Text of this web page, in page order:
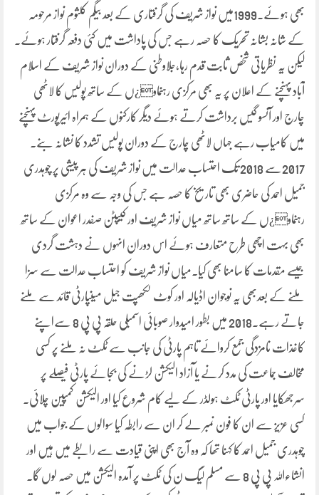
بھی ہوئے۔1999میں نواز شریف کی گرفتاری کے بعد بیگم کلثوم نواز مرحومہ
کے شانہ بشانہ تحریک کا حصہ رہے جس کی پاداشت میں کئی دفعہ گرفتار ہوئے۔
لیکن یہ نظریاتی شخص ثابت قدم رہا،جلاوطنی کے دوران نواز شریف کے اسلام
آباد پہنچنے کے اعلان پر یہ بھی مرکزی رہنماو¿ں کے ساتھ پولیس کا لاٹھی
چارج اور آنسو گیس برداشت کرتے ہوئے دیگر کارکنوں کے ہمراہ ائیرپورٹ پہنچنے
میں کامیاب رہے جہاں لاٹھی چارج کے دوران پولیس تشدد کا نشانہ بنے۔
2017سے 2018 تک احتساب عدالت میں نواز شریف کی ہر پیشی پر چوہدری
جمیل احمد کی حاضری بھی تاریخ کا حصہ ہے جس کی وجہ سے وہ مرکزی
رہنماو¿ں کے ساتھ ساتھ میاں نواز شریف اور کیپٹن صفدر اعوان کے ساتھ
بھی بہت اچھی طرح متعارف ہوئے اس دوران انہوں نے دہشت گردی
جیسے مقدمات کا سامنا بھی کیا۔میاں نواز شریف کو احتساب عدالت سے سزا
ملنے کے بعدبھی یہ نوجوان اڈیالہ اور کوٹ لکھپت جیل میںپارٹی قائد سے ملنے
جاتے رہے۔2018 میں بطور امیدوار صوبائی اسمبلی حلقہ پی پی 8 سےاپنے
کاغذات نامزدگی جمع کروائے تاہم پارٹی کی جانب سے ٹکٹ نہ ملنے پر کسی
مخالف جماعت کی مدد کرنے یا آزاد الیکشن لڑنے کی بجائے پارٹی فیصلے پر
سرجھکایا اور پارٹی ٹکٹ ہولڈر کے لیے کام شروع کیا اور الیکشن کمپین چلائی۔
کسی عزیز سے ان کا فون نمبر لے کر ان سے رابطہ کیا سوالوں کے جواب میں
چوہدری جمیل احمد کا کہنا تھا کہ وہ آج بھی اپنی قیادت سے رابطے میں ہیں اور
انشاءاللہ پی پی 8 سے مسلم لیگ ن کی ٹکٹ پر آمدہ الیکشن میں حصہ لوں گا۔